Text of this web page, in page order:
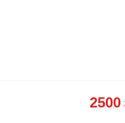
2500